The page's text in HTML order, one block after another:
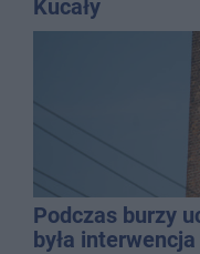
Kucały
Podczas burzy
była